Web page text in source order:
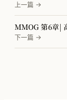
上一篇 →
MMOG 第6章|
下一篇 →